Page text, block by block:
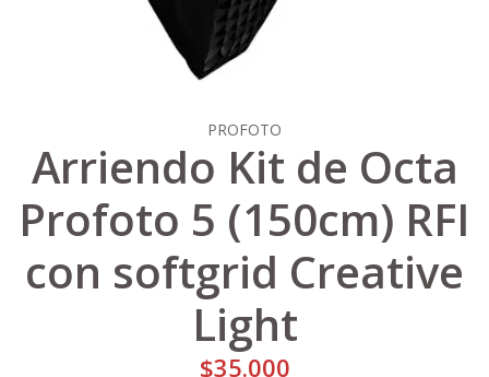
PROFOTO
Arriendo Kit de Octa
Profoto 5 (150cm) RFI
con softgrid Creative
Light
$35.000